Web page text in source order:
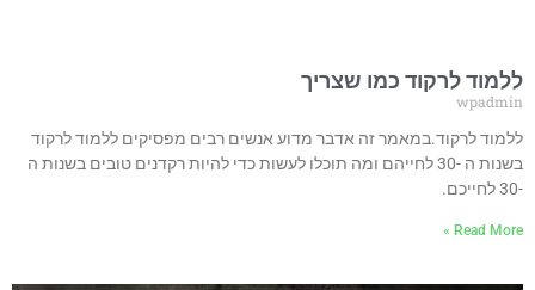
ללמוד לרקוד כמו שצריך
wpadmin
ללמוד לרקוד.במאמר זה אדבר מדוע אנשים רבים מפסיקים ללמוד לרקוד
בשנות ה -30 לחייהם ומה תוכלו לעשות כדי להיות רקדנים טובים בשנות ה
-30 לחייכם.
Read More »